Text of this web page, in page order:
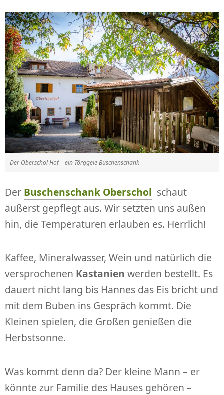
Der Oberschol Hof – ein Törggele Buschenschank
Der Buschenschank Oberschol schaut
äußerst gepflegt aus. Wir setzten uns außen
hin, die Temperaturen erlauben es. Herrlich!
Kaffee, Mineralwasser, Wein und natürlich die
versprochenen Kastanien werden bestellt. Es
dauert nicht lang bis Hannes das Eis bricht und
mit dem Buben ins Gespräch kommt. Die
Kleinen spielen, die Großen genießen die
Herbstsonne.
Was kommt denn da? Der kleine Mann – er
könnte zur Familie des Hauses gehören –